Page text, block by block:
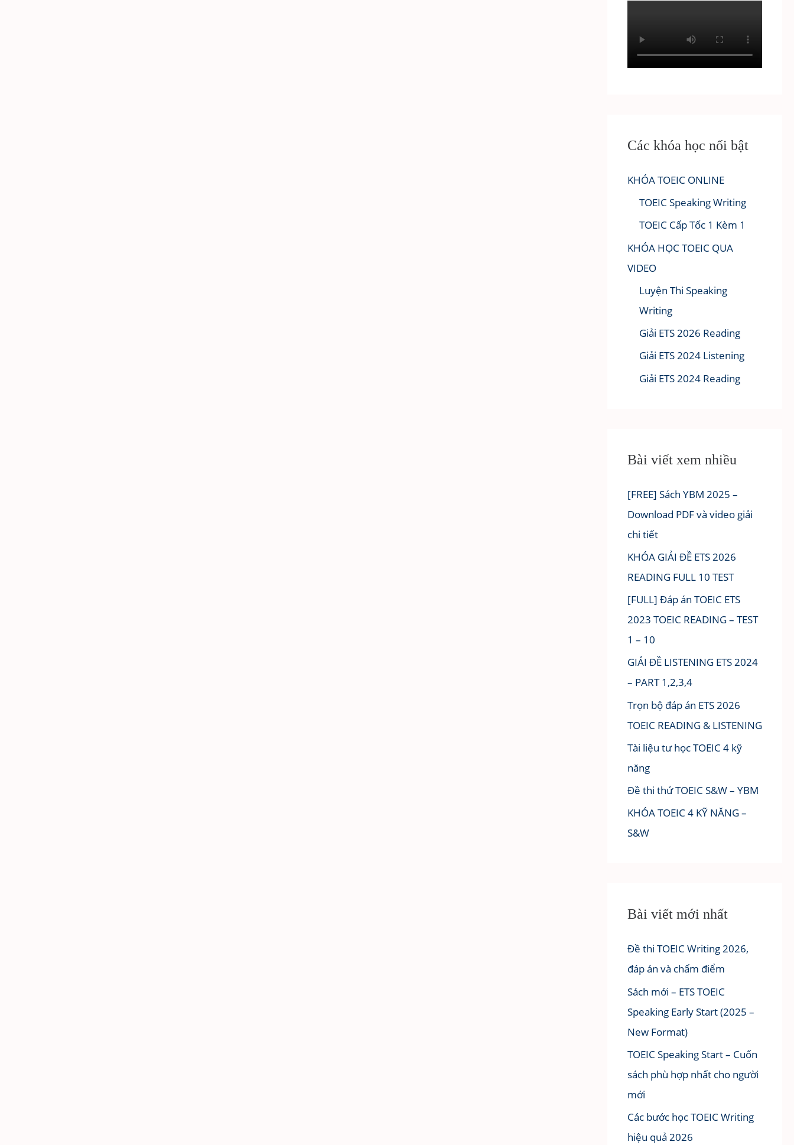
Các khóa học nổi bật
KHÓA TOEIC ONLINE
TOEIC Speaking Writing
TOEIC Cấp Tốc 1 Kèm 1
KHÓA HỌC TOEIC QUA
VIDEO
Luyện Thi Speaking
Writing
Giải ETS 2026 Reading
Giải ETS 2024 Listening
Giải ETS 2024 Reading
Bài viết xem nhiều
[FREE] Sách YBM 2025 –
Download PDF và video giải
chi tiết
KHÓA GIẢI ĐỀ ETS 2026
READING FULL 10 TEST
[FULL] Đáp án TOEIC ETS
2023 TOEIC READING – TEST
1 – 10
GIẢI ĐỀ LISTENING ETS 2024
– PART 1,2,3,4
Trọn bộ đáp án ETS 2026
TOEIC READING & LISTENING
Tài liệu tư học TOEIC 4 kỹ
năng
Đề thi thử TOEIC S&W – YBM
KHÓA TOEIC 4 KỸ NĂNG –
S&W
Bài viết mới nhất
Đề thi TOEIC Writing 2026,
đáp án và chấm điểm
Sách mới – ETS TOEIC
Speaking Early Start (2025 –
New Format)
TOEIC Speaking Start – Cuốn
sách phù hợp nhất cho người
mới
Các bước học TOEIC Writing
hiệu quả 2026